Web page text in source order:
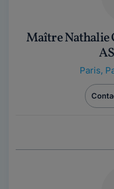
Maître Nathalie
Paris,